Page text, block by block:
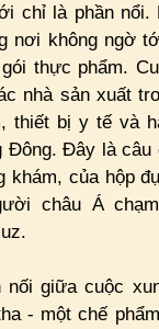
chỉ là phần
nơi không ngờ
thực phẩm.
nhà sản xuất
thiết bị y tế và
Đông. Đây là câu
khám, của hộp
châu Á
nối giữa cuộc
- một chế